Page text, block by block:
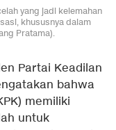
yang jadi kelemahan
khususnya dalam
Pratama).
Partai Keadilan
bahwa
memiliki
untuk